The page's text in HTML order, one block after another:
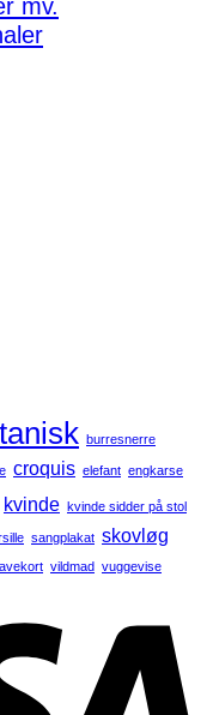
mv.
burresnerre
croquis elefant engkarse
kvinde kvinde sidder på stol
sangplakat skovløg
vildmad vuggevise